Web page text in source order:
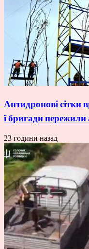
Антидронові сітки
ї бригади пережили
23 години назад